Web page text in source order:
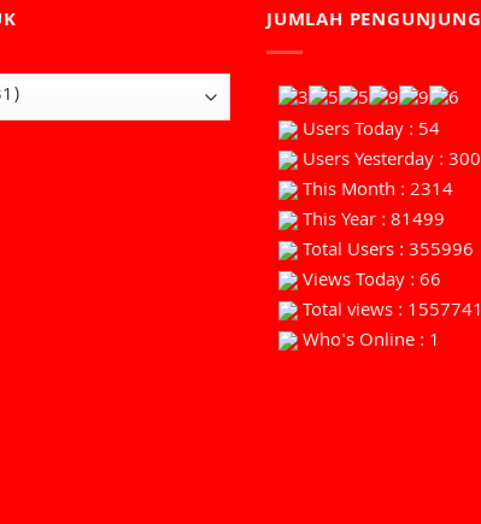
JUMLAH PENGUNJUNG
Users Today : 54
Users Yesterday : 300
This Month : 2314
This Year : 81499
Total Users : 355996
Views Today : 66
Total views : 1557741
Who's Online : 1